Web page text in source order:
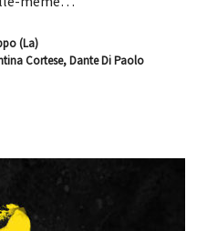
(La)
Cortese, Dante Di Paolo